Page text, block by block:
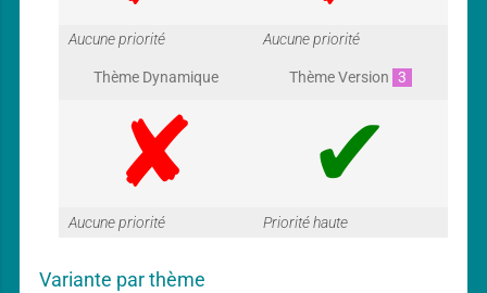
G
a
Aucune priorité
G
a
Aucune priorité
Thème Dynamique
G
Aucune priorité
Thème Version 3
G
Priorité haute
Variante par thème